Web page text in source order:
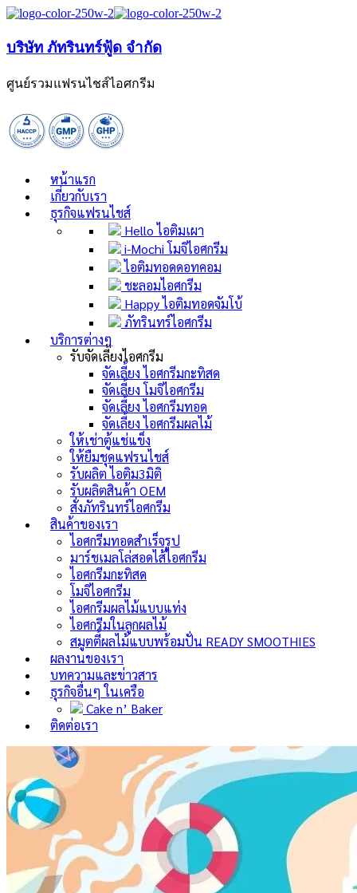
บริษัท ภัทรินทร์ฟู้ด จำกัด
ศูนย์รวมแฟรนไชส์ไอศกรีม
หน้าแรก
เกี่ยวกับเรา
ธุรกิจแฟรนไชส์
Hello ไอติมเผา
i-Mochi โมจิไอศกรีม
ไอติมทอดดอทคอม
ชะลอมไอศกรีม
Happy ไอติมทอดจัมโบ้
ภัทรินทร์ไอศกรีม
บริการต่างๆ
รับจัดเลี้ยงไอศกรีม
จัดเลี้ยง ไอศกรีมกะทิสด
จัดเลี้ยง โมจิไอศกรีม
จัดเลี้ยง ไอศกรีมทอด
จัดเลี้ยง ไอศกรีมผลไม้
ให้เช่าตู้แช่แข็ง
ให้ยืมชุดแฟรนไชส์
รับผลิต ไอติม3มิติ
รับผลิตสินค้า OEM
สั่งภัทรินทร์ไอศกรีม
สินค้าของเรา
ไอศกรีมทอดสำเร็จรูป
มาร์ชเมลโล่สอดไส้ไอศกรีม
ไอศกรีมกะทิสด
โมจิไอศกรีม
ไอศกรีมผลไม้แบบแท่ง
ไอศกรีมในลูกผลไม้
สมูตตี้ผลไม้แบบพร้อมปั่น READY SMOOTHIES
ผลงานของเรา
บทความและข่าวสาร
ธุรกิจอื่นๆ ในเครือ
Cake n’ Baker
ติดต่อเรา